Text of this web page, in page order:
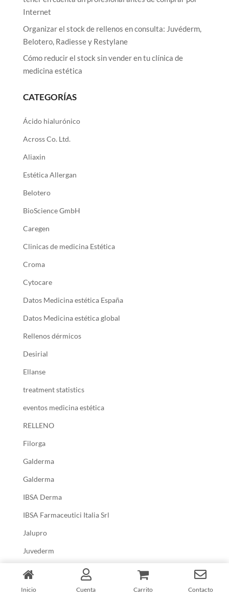
Internet
Organizar el stock de rellenos en consulta: Juvéderm,
Belotero, Radiesse y Restylane
Cómo reducir el stock sin vender en tu clínica de
medicina estética
CATEGORÍAS
Ácido hialurónico
Across Co. Ltd.
Aliaxin
Estética Allergan
Belotero
BioScience GmbH
Caregen
Clinicas de medicina Estética
Croma
Cytocare
Datos Medicina estética España
Datos Medicina estética global
Rellenos dérmicos
Desirial
Ellanse
treatment statistics
eventos medicina estética
RELLENO
Filorga
Galderma
Galderma
IBSA Derma
IBSA Farmaceutici Italia Srl
Jalupro
Juvederm
Marllor Biomedical
Máster Medicina Estética
Inicio Cuenta Carrito Contacto